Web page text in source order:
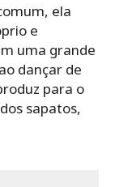
ela
e
uma grande
dançar de
para o
sapatos,